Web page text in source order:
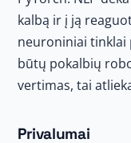
kalbą ir į ją
neuroniniai tinklai
būtų pokalbių
vertimas, tai
Privalumai